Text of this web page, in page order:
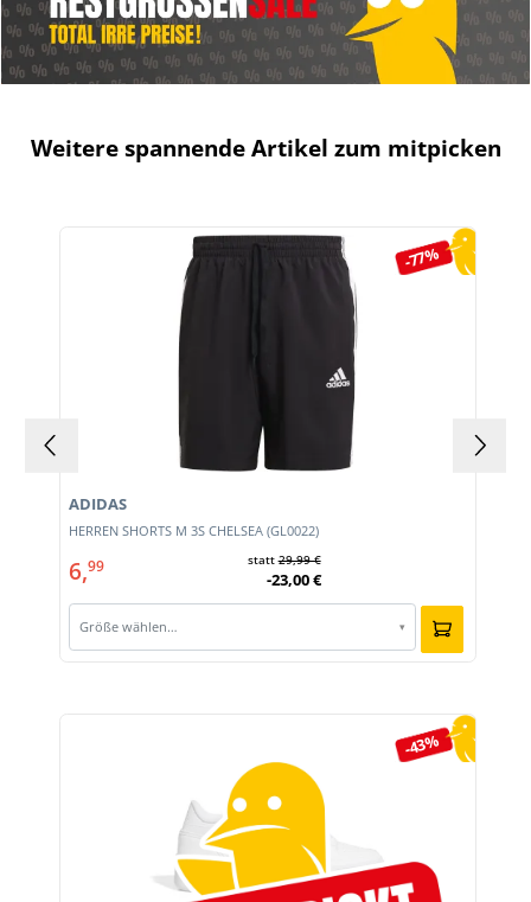
Weitere spannende Artikel zum mitpicken
Produktgalerie überspringen
-77%
HERREN SHORTS M 3S CHELSEA (GL0022)
ADIDAS
6,99 statt29,99 €
-23,00 €
Größe wählen… ▾
-43%